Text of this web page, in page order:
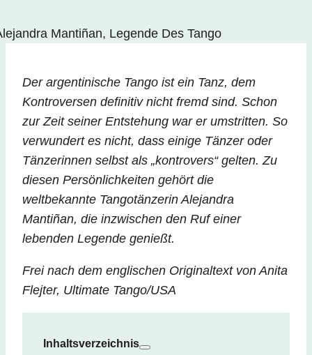
Der argentinische Tango ist ein Tanz, dem
Kontroversen definitiv nicht fremd sind. Schon
zur Zeit seiner Entstehung war er umstritten. So
verwundert es nicht, dass einige Tänzer oder
Tänzerinnen selbst als „kontrovers“ gelten. Zu
diesen Persönlichkeiten gehört die
weltbekannte Tangotänzerin Alejandra
Mantiñan, die inzwischen den Ruf einer
lebenden Legende genießt.
Frei nach dem englischen Originaltext vonAnita
Flejter, Ultimate Tango/USA
Inhaltsverzeichnis